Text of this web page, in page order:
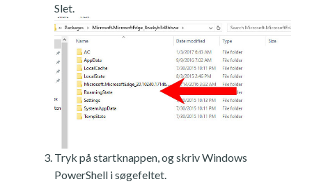
Slet.
Tryk på startknappen, og skriv Windows
PowerShell i søgefeltet.